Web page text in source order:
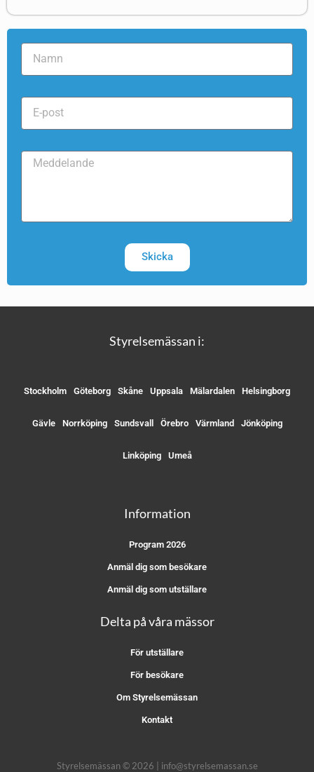
Skicka
Styrelsemässan i:
Stockholm Göteborg Skåne Uppsala Mälardalen Helsingborg
Gävle Norrköping Sundsvall Örebro Värmland Jönköping
Linköping Umeå
Information
Program 2026
Anmäl dig som besökare
Anmäl dig som utställare
Delta på våra mässor
För utställare
För besökare
Om Styrelsemässan
Kontakt
Styrelsemässan © 2026 | info@styrelsemassan.se